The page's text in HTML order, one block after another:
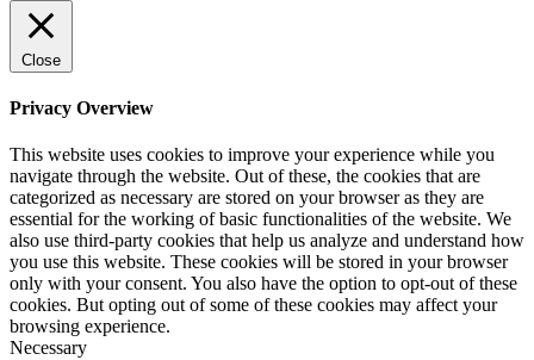
Close
Privacy Overview
This website uses cookies to improve your experience while you
navigate through the website. Out of these, the cookies that are
categorized as necessary are stored on your browser as they are
essential for the working of basic functionalities of the website. We
also use third-party cookies that help us analyze and understand how
you use this website. These cookies will be stored in your browser
only with your consent. You also have the option to opt-out of these
cookies. But opting out of some of these cookies may affect your
browsing experience.
Necessary